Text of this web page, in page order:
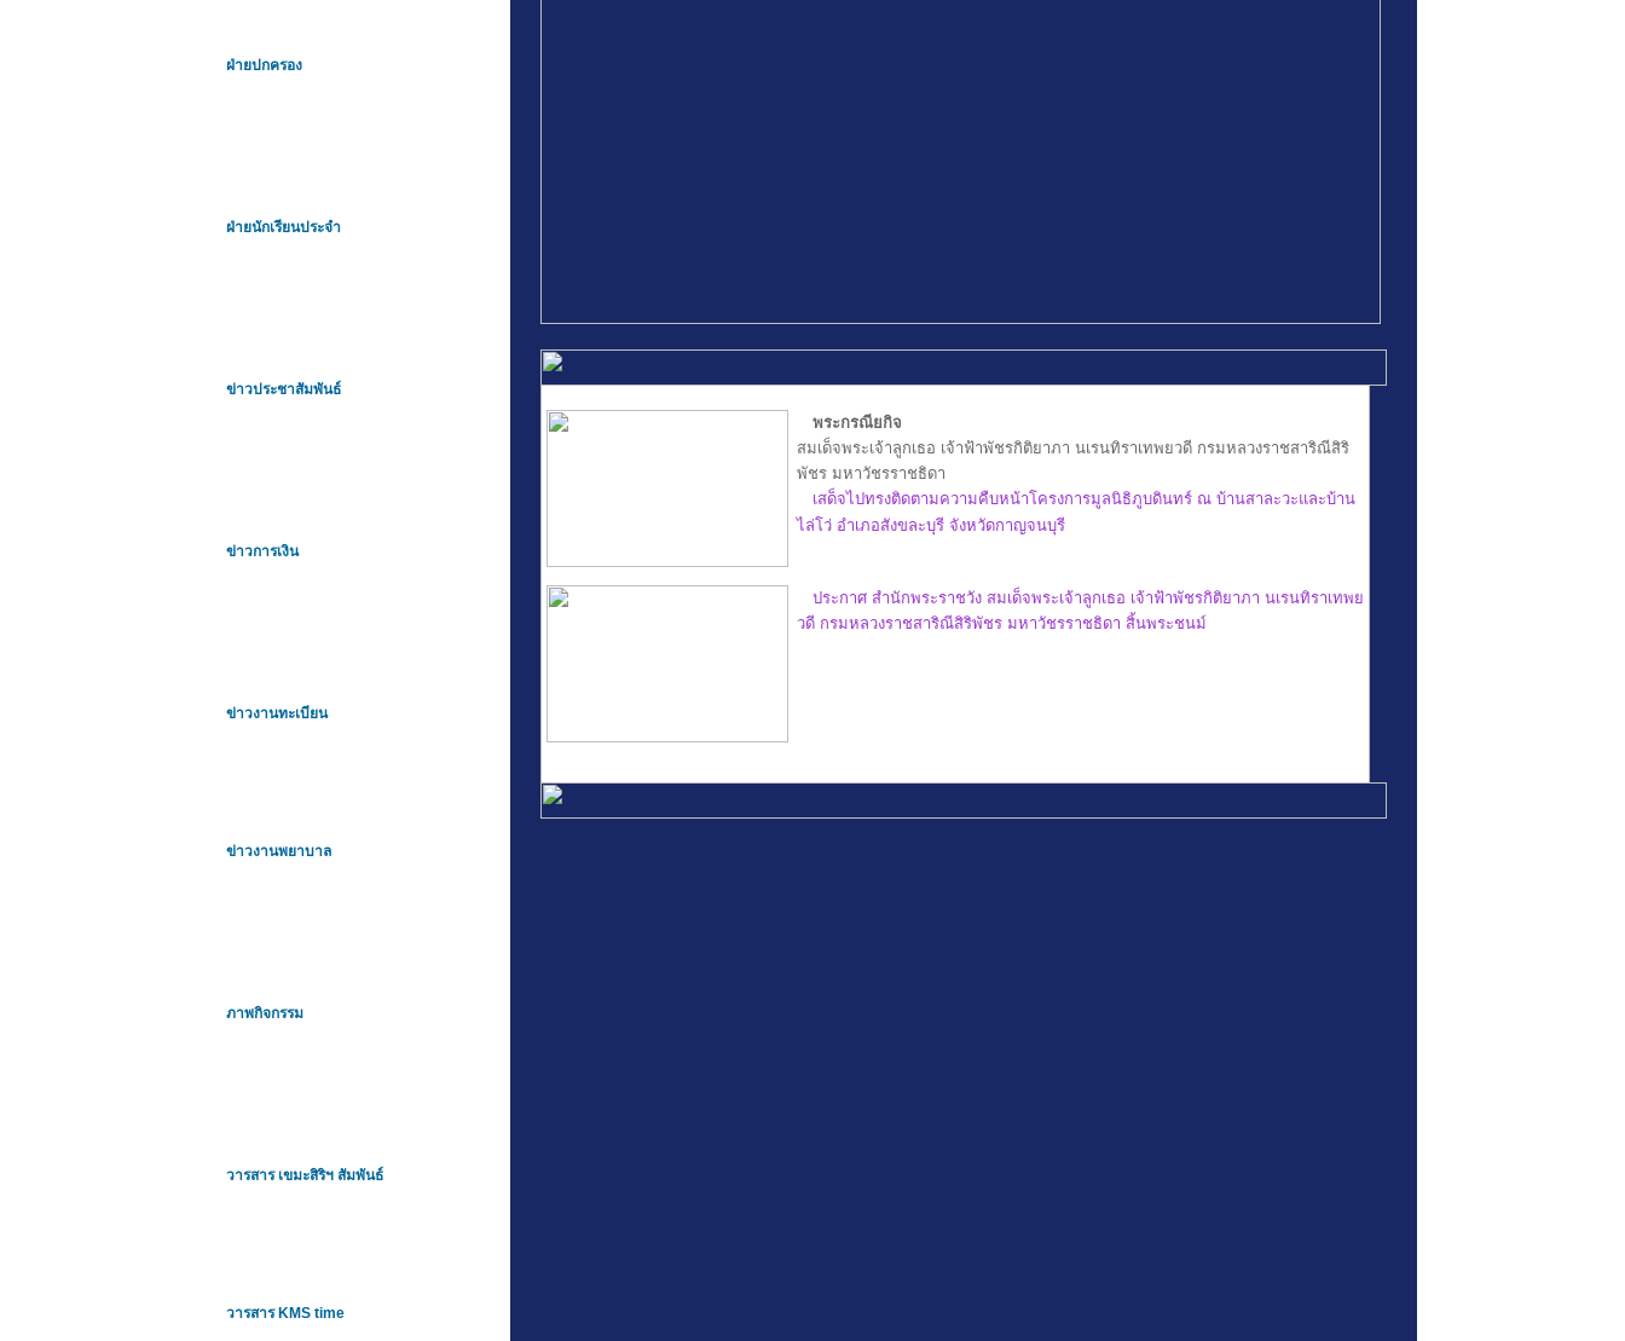
ฝ่ายปกครอง
ฝ่ายนักเรียนประจำ
ข่าวประชาสัมพันธ์
ข่าวการเงิน
ข่าวงานทะเบียน
ข่าวงานพยาบาล
ภาพกิจกรรม
วารสาร เขมะสิริฯ สัมพันธ์
วารสาร KMS time
พระกรณียกิจ
สมเด็จพระเจ้าลูกเธอ เจ้าฟ้าพัชรกิติยาภา นเรนทิราเทพยวดี กรมหลวงราชสาริณีสิริ
พัชร มหาวัชรราชธิดา
เสด็จไปทรงติดตามความคืบหน้าโครงการมูลนิธิภูบดินทร์ ณ บ้านสาละวะและบ้าน
ไล่โว่ อำเภอสังขละบุรี จังหวัดกาญจนบุรี
ประกาศ สำนักพระราชวัง สมเด็จพระเจ้าลูกเธอ เจ้าฟ้าพัชรกิติยาภา นเรนทิราเทพย
วดี กรมหลวงราชสาริณีสิริพัชร มหาวัชรราชธิดา สิ้นพระชนม์